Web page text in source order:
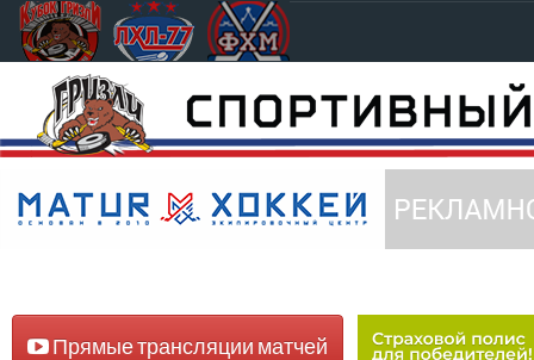
Прямые трансляции матчей